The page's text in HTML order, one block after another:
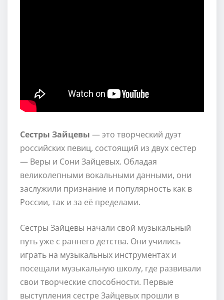
Сестры Зайцевы — это творческий дуэт
российских певиц, состоящий из двух сестер
— Веры и Сони Зайцевых. Обладая
великолепными вокальными данными, они
заслужили признание и популярность как в
России, так и за её пределами.
Сестры Зайцевы начали свой музыкальный
путь уже с раннего детства. Они учились
играть на музыкальных инструментах и
посещали музыкальную школу, где развивали
свои творческие способности. Первые
выступления сестре Зайцевых прошли в